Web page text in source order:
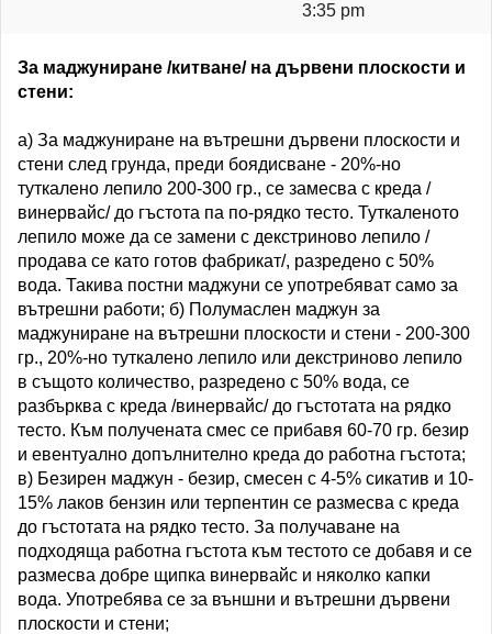
3:35 pm
За маджуниране /китване/ на дървени плоскости и
стени:
а) За маджуниране на вътрешни дървени плоскости и
стени след грунда, преди боядисване - 20%-но
туткалено лепило 200-300 гр., се замесва с креда /
винервайс/ до гъстота па по-рядко тесто. Туткаленото
лепило може да се замени с декстриново лепило /
продава се като готов фабрикат/, разредено с 50%
вода. Такива постни маджуни се употребяват само за
вътрешни работи; б) Полумаслен маджун за
маджуниране на вътрешни плоскости и стени - 200-300
гр., 20%-но туткалено лепило или декстриново лепило
в същото количество, разредено с 50% вода, се
разбърква с креда /винервайс/ до гъстотата на рядко
тесто. Към получената смес се прибавя 60-70 гр. безир
и евентуално допълнително креда до работна гъстота;
в) Безирен маджун - безир, смесен с 4-5% сикатив и 10-
15% лаков бензин или терпентин се размесва с креда
до гъстотата на рядко тесто. За получаване на
подходяща работна гъстота към тестото се добавя и се
размесва добре щипка винервайс и няколко капки
вода. Употребява се за външни и вътрешни дървени
плоскости и стени;